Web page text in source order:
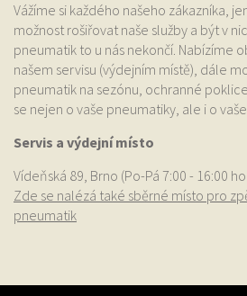
Vážíme si každého našeho zákazníka,
možnost rošiřovat naše služby a být v
pneumatik to u nás nekončí. Nabízíme
našem servisu (výdejním místě), dále
pneumatik na sezónu, ochranné
se nejen o vaše pneumatiky, ale i o
Servis a výdejní místo
Vídeňská 89, Brno (Po-Pá 7:00 - 16:00
Zde se nalézá také sběrné místo pro
pneumatik